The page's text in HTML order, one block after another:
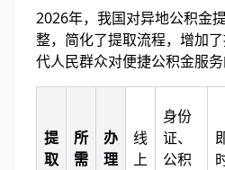
2026年，我国对异地公积金
整，简化了提取流程，增加
代人民群众对便捷公积金服务
提
取
所
需
办
理
线
上
身份
证、
公积